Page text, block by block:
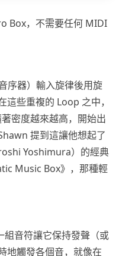
Box，不需要任何 MIDI
序器）輸入旋律後用旋
些重複的 Loop 之中，
密度越來越高，開始出
提到這讓他想起了
Yoshimura）的經典
Music Box》，那種輕
音符讓它保持發聲（或
地觸發各個音，就像在